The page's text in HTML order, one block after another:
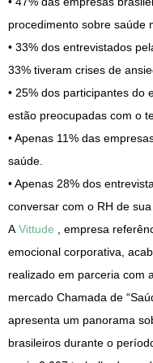
procedimento sobre saúde
• 33% dos entrevistados
33% tiveram crises de
• 25% dos participantes do
estão preocupadas com o
• Apenas 11% das
saúde.
• Apenas 28% dos
conversar com o RH de
AVittude , empresa
emocional corporativa,
realizado em parceria com
mercado Chamada de
apresenta um panorama
brasileiros durante o